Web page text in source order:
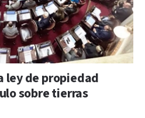
ley de propiedad
sobre tierras